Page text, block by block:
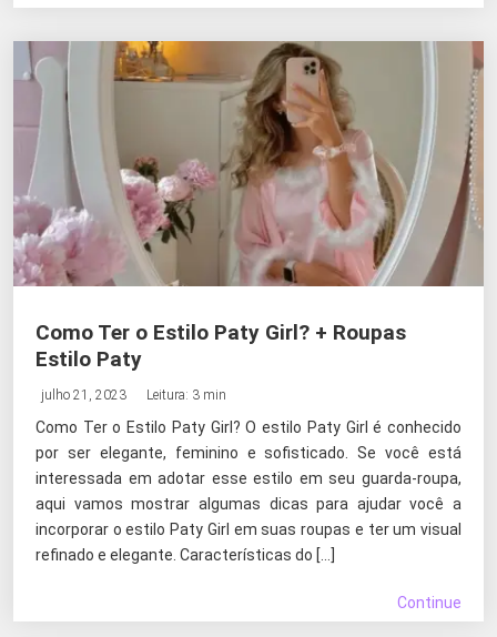
Como Ter o Estilo Paty Girl? + Roupas
Estilo Paty
julho 21, 2023 Leitura: 3 min
Como Ter o Estilo Paty Girl? O estilo Paty Girl é conhecido
por ser elegante, feminino e sofisticado. Se você está
interessada em adotar esse estilo em seu guarda-roupa,
aqui vamos mostrar algumas dicas para ajudar você a
incorporar o estilo Paty Girl em suas roupas e ter um visual
refinado e elegante. Características do […]
Continue